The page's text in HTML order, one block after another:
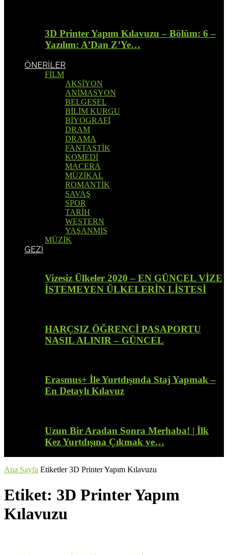
3D Printer Yapım Kılavuzu – Bölüm: 6 –
Yazılım: A’Dan Z’Ye…
ÖNERİLER
FİLM
AKSİYON
ANİMASYON
BELGESEL
BİLİM KURGU
BİYOGRAFİ
DRAM
DRAMA
FANTASTİK
KOMEDİ
MACERA
MÜZİKAL
ROMANTİK
SAVAŞ
SPOR
TARİH
WESTERN
YAŞANMIŞ
MÜZİK
GEZİ
Vizesiz Ülkeler 2020 – EN GÜNCEL VİZE
İSTEMEYEN ÜLKELERİN LİSTESİ
HARÇSIZ ÖĞRENCİ PASAPORTU
NASIL ALINIR – GÜNCEL
Erasmus+ İle Yurtdışında Staj Yapmak –
En Detaylı Kılavuz
Uzun Bir Aradan Sonra Merhaba! | İlk
Kez Yurtdışına Çıkmak ve…
Ana Sayfa Etiketler 3D Printer Yapım Kılavuzu
Etiket: 3D Printer Yapım
Kılavuzu